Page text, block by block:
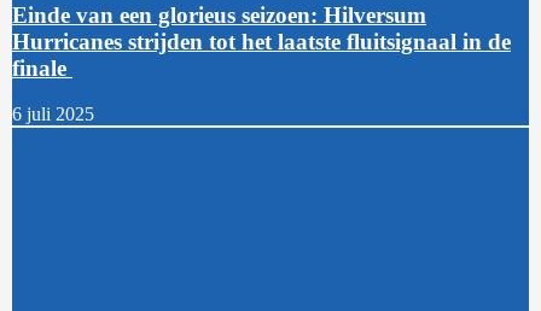
Einde van een glorieus seizoen: Hilversum
Hurricanes strijden tot het laatste fluitsignaal in de
finale
6 juli 2025